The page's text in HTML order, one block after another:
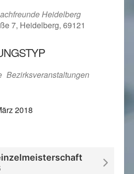
Heidelberg
7, Heidelberg, 69121
Bezirksveranstaltungen
2018